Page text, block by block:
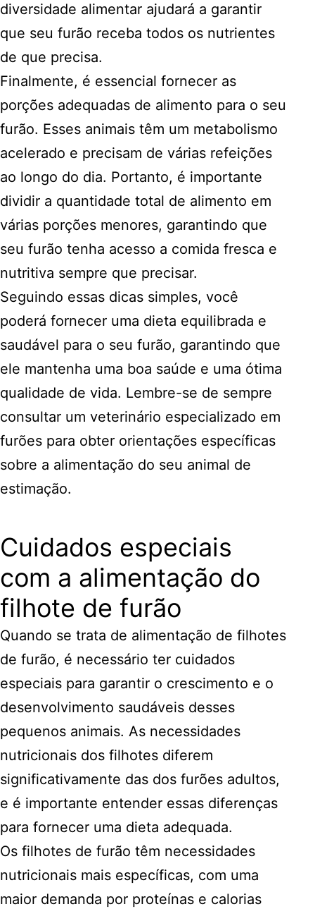
diversidade alimentar ajudará a garantir
que seu furão receba todos os nutrientes
de que precisa.
Finalmente, é essencial fornecer as
porções adequadas de alimento para o seu
furão. Esses animais têm um metabolismo
acelerado e precisam de várias refeições
ao longo do dia. Portanto, é importante
dividir a quantidade total de alimento em
várias porções menores, garantindo que
seu furão tenha acesso a comida fresca e
nutritiva sempre que precisar.
Seguindo essas dicas simples, você
poderá fornecer uma dieta equilibrada e
saudável para o seu furão, garantindo que
ele mantenha uma boa saúde e uma ótima
qualidade de vida. Lembre-se de sempre
consultar um veterinário especializado em
furões para obter orientações específicas
sobre a alimentação do seu animal de
estimação.
Cuidados especiais
com a alimentação do
filhote de furão
Quando se trata de alimentação de filhotes
de furão, é necessário ter cuidados
especiais para garantir o crescimento e o
desenvolvimento saudáveis desses
pequenos animais. As necessidades
nutricionais dos filhotes diferem
significativamente das dos furões adultos,
e é importante entender essas diferenças
para fornecer uma dieta adequada.
Os filhotes de furão têm necessidades
nutricionais mais específicas, com uma
maior demanda por proteínas e calorias